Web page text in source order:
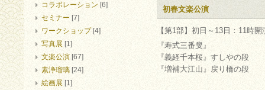
初春文楽公演
【第1部】初日～13日：11時
『寿式三番叟』
『義経千本桜』すしやの段
『増補大江山』戻り橋の段
コラボレーション [6]
セミナー [7]
ワークショップ[4]
写真展 [1]
文楽公演 [67]
素浄瑠璃 [24]
絵画展 [1]